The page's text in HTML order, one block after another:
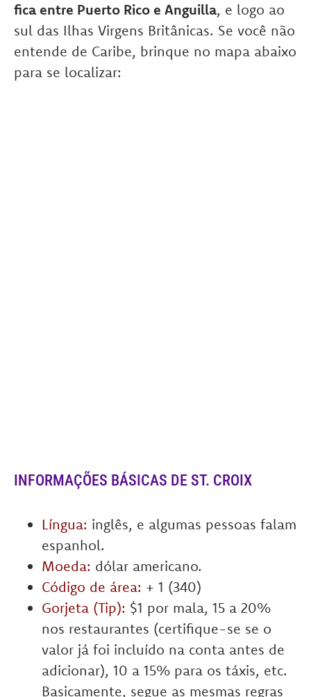
fica entre Puerto Rico e Anguilla, e logo ao
sul das Ilhas Virgens Britânicas. Se você não
entende de Caribe, brinque no mapa abaixo
para se localizar:
INFORMAÇÕES BÁSICAS DE ST. CROIX
Língua: inglês, e algumas pessoas falam
espanhol.
Moeda: dólar americano.
Código de área: + 1 (340)
Gorjeta (Tip): $1 por mala, 15 a 20%
nos restaurantes (certifique-se se o
valor já foi incluído na conta antes de
adicionar), 10 a 15% para os táxis, etc.
Basicamente, segue as mesmas regras